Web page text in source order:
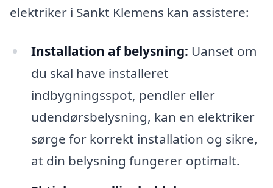
elektriker i Sankt Klemens kan assistere:
Installation af belysning: Uanset om
du skal have installeret
indbygningsspot, pendler eller
udendørsbelysning, kan en elektriker
sørge for korrekt installation og sikre,
at din belysning fungerer optimalt.